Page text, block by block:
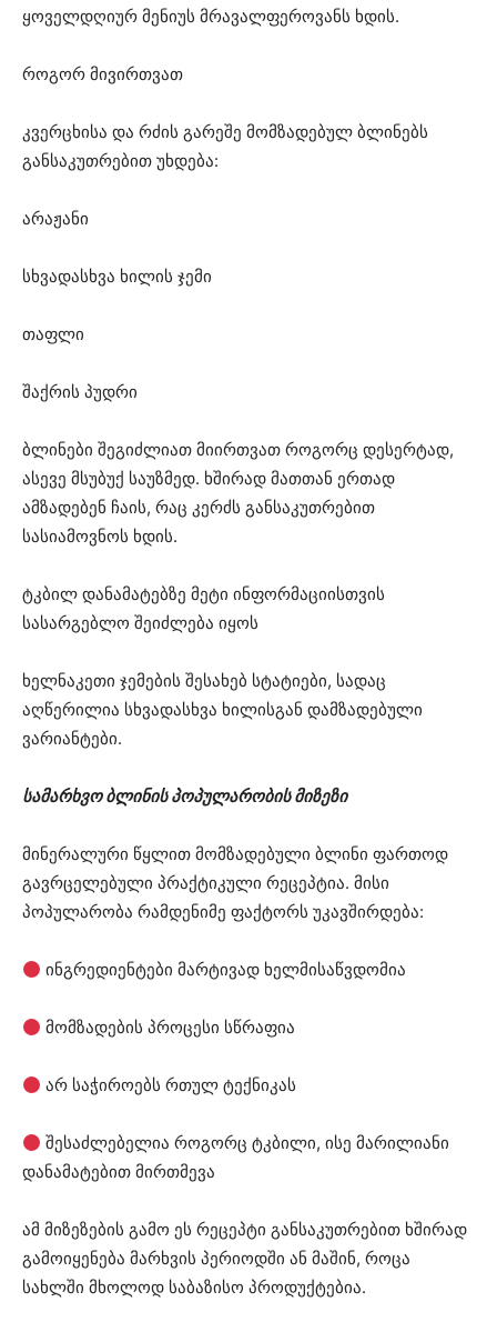
ყოველდღიურ მენიუს მრავალფეროვანს ხდის.
როგორ მივირთვათ
კვერცხისა და რძის გარეშე მომზადებულ ბლინებს
განსაკუთრებით უხდება:
არაჟანი
სხვადასხვა ხილის ჯემი
თაფლი
შაქრის პუდრი
ბლინები შეგიძლიათ მიირთვათ როგორც დესერტად,
ასევე მსუბუქ საუზმედ. ხშირად მათთან ერთად
ამზადებენ ჩაის, რაც კერძს განსაკუთრებით
სასიამოვნოს ხდის.
ტკბილ დანამატებზე მეტი ინფორმაციისთვის
სასარგებლო შეიძლება იყოს
ხელნაკეთი ჯემების შესახებ სტატიები, სადაც
აღწერილია სხვადასხვა ხილისგან დამზადებული
ვარიანტები.
სამარხვო ბლინის პოპულარობის მიზეზი
მინერალური წყლით მომზადებული ბლინი ფართოდ
გავრცელებული პრაქტიკული რეცეპტია. მისი
პოპულარობა რამდენიმე ფაქტორს უკავშირდება:
ინგრედიენტები მარტივად ხელმისაწვდომია
მომზადების პროცესი სწრაფია
არ საჭიროებს რთულ ტექნიკას
შესაძლებელია როგორც ტკბილი, ისე მარილიანი
დანამატებით მირთმევა
ამ მიზეზების გამო ეს რეცეპტი განსაკუთრებით ხშირად
გამოიყენება მარხვის პერიოდში ან მაშინ, როცა
სახლში მხოლოდ საბაზისო პროდუქტებია.